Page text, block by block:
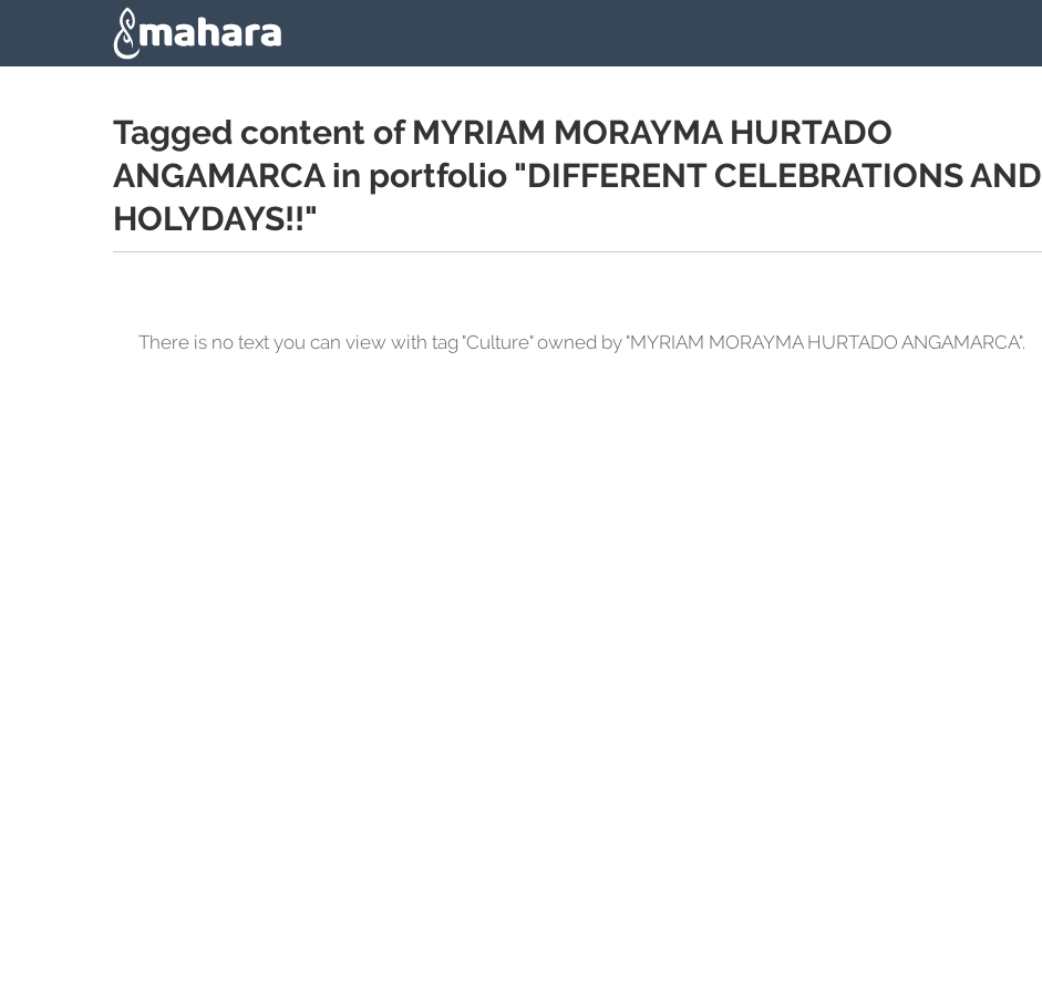
Skip to main content
Tagged content of MYRIAM MORAYMA HURTADO
ANGAMARCA in portfolio "DIFFERENT CELEBRATIONS AND
HOLYDAYS!!"
There is no text you can view with tag "Culture" owned by "MYRIAM MORAYMA HURTADO ANGAMARCA".